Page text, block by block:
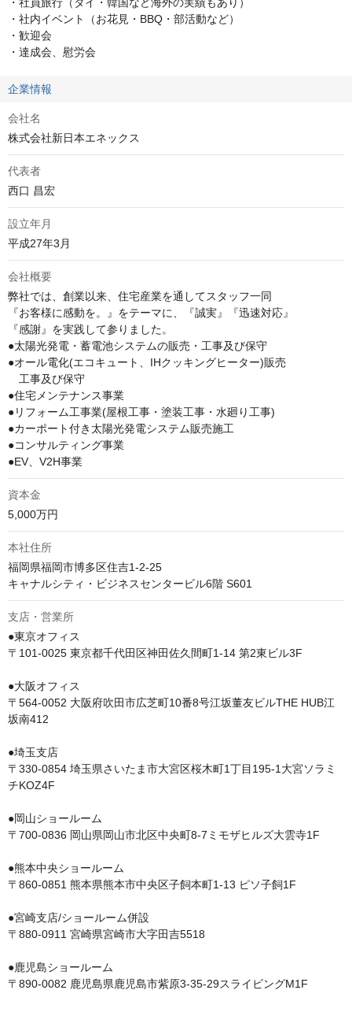
・社員旅行（タイ・韓国など海外の実績もあり）
・社内イベント（お花見・BBQ・部活動など）
・歓迎会
・達成会、慰労会
企業情報
会社名
株式会社新日本エネックス
代表者
西口 昌宏
設立年月
平成27年3月
会社概要
弊社では、創業以来、住宅産業を通してスタッフ一同
『お客様に感動を。』をテーマに、『誠実』『迅速対応』
『感謝』を実践して参りました。
●太陽光発電・蓄電池システムの販売・工事及び保守
●オール電化(エコキュート、IHクッキングヒーター)販売
工事及び保守
●住宅メンテナンス事業
●リフォーム工事業(屋根工事・塗装工事・水廻り工事)
●カーポート付き太陽光発電システム販売施工
●コンサルティング事業
●EV、V2H事業
資本金
5,000万円
本社住所
福岡県福岡市博多区住吉1-2-25
キャナルシティ・ビジネスセンタービル6階 S601
支店・営業所
●東京オフィス
〒101-0025 東京都千代田区神田佐久間町1-14 第2東ビル3F
●大阪オフィス
〒564-0052 大阪府吹田市広芝町10番8号江坂董友ビルTHE HUB江
坂南412
●埼玉支店
〒330-0854 埼玉県さいたま市大宮区桜木町1丁目195-1大宮ソラミ
チKOZ4F
●岡山ショールーム
〒700-0836 岡山県岡山市北区中央町8-7ミモザヒルズ大雲寺1F
●熊本中央ショールーム
〒860-0851 熊本県熊本市中央区子飼本町1-13 ピソ子飼1F
●宮崎支店/ショールーム併設
〒880-0911 宮崎県宮崎市大字田吉5518
●鹿児島ショールーム